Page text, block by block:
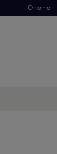
O nama